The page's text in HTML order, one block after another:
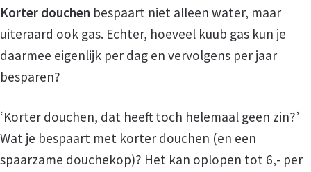
Hulp bij Administratie
Aanmeldingsformulier voor hulp bij
Hulp bij Belastingen
Zelfhulp
Korter douchen bespaart niet alleen water, maar
uiteraard ook gas. Echter, hoeveel kuub gas kun je
daarmee eigenlijk per dag en vervolgens per jaar
besparen?
‘Korter douchen, dat heeft toch helemaal geen zin?’
Wat je bespaart met korter douchen (en een
spaarzame douchekop)? Het kan oplopen tot 6,- per